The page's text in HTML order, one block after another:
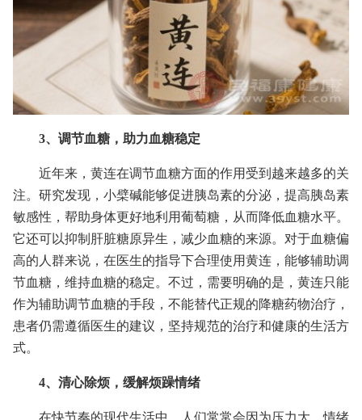
3、调节血糖，助力血糖稳定
近年来，黄连在调节血糖方面的作用受到越来越多的关
注。研究发现，小檗碱能够促进胰岛素的分泌，提高胰岛素
敏感性，帮助身体更好地利用葡萄糖，从而降低血糖水平。
它还可以抑制肝脏糖原异生，减少血糖的来源。对于血糖偏
高的人群来说，在医生的指导下合理使用黄连，能够辅助调
节血糖，维持血糖的稳定。不过，需要明确的是，黄连只能
作为辅助调节血糖的手段，不能替代正规的降糖药物治疗，
患者仍需遵循医生的建议，坚持规范的治疗和健康的生活方
式。
4、清心除烦，缓解烦躁情绪
在快节奏的现代生活中，人们常常会因为压力大、情绪